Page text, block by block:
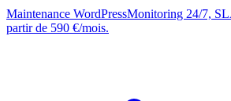
Maintenance WordPressMonitoring 24/7,
partir de 590 €/mois.